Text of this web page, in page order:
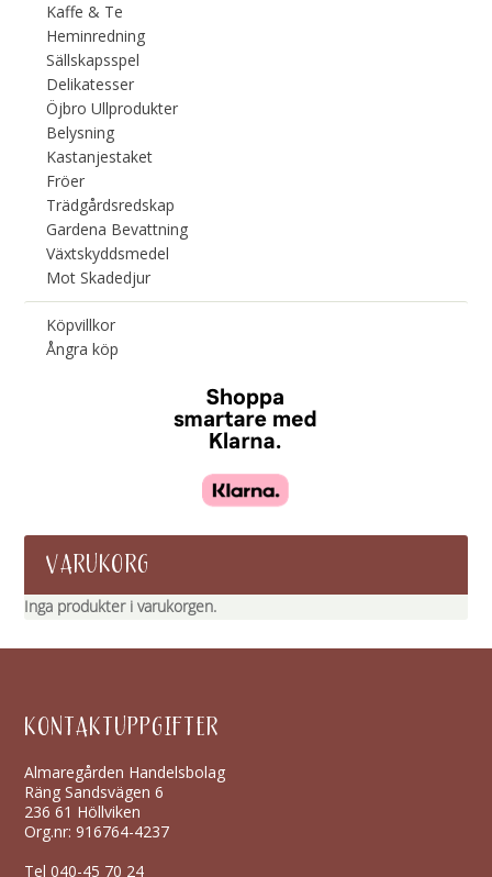
Kaffe & Te
Heminredning
Sällskapsspel
Delikatesser
Öjbro Ullprodukter
Belysning
Kastanjestaket
Fröer
Trädgårdsredskap
Gardena Bevattning
Växtskyddsmedel
Mot Skadedjur
Köpvillkor
Ångra köp
VARUKORG
Inga produkter i varukorgen.
KONTAKTUPPGIFTER
Almaregården Handelsbolag
Räng Sandsvägen 6
236 61 Höllviken
Org.nr: 916764-4237
Tel040-45 70 24